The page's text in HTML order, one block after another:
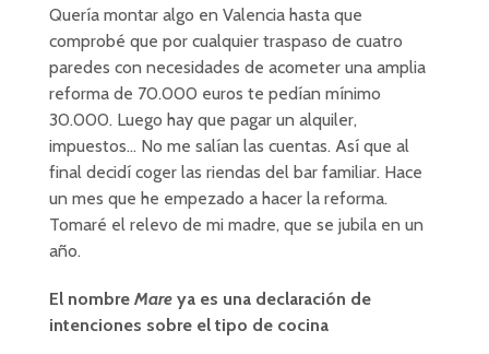
Quería montar algo en Valencia hasta que
comprobé que por cualquier traspaso de cuatro
paredes con necesidades de acometer una amplia
reforma de 70.000 euros te pedían mínimo
30.000. Luego hay que pagar un alquiler,
impuestos… No me salían las cuentas. Así que al
final decidí coger las riendas del bar familiar. Hace
un mes que he empezado a hacer la reforma.
Tomaré el relevo de mi madre, que se jubila en un
año.
El nombre Mareya es una declaración de
intenciones sobre el tipo de cocina